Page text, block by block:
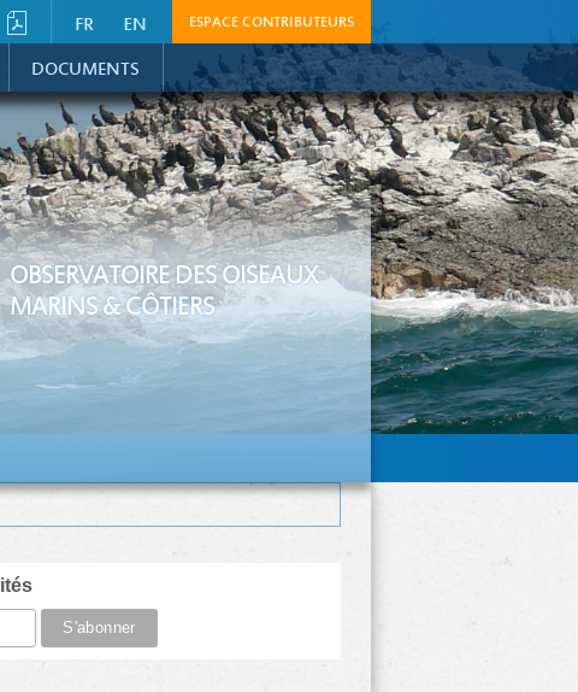
ESPACE CONTRIBUTEURS
DOCUMENTS
OBSERVATOIRE DES OISEAUX
MARINS & CÔTIERS